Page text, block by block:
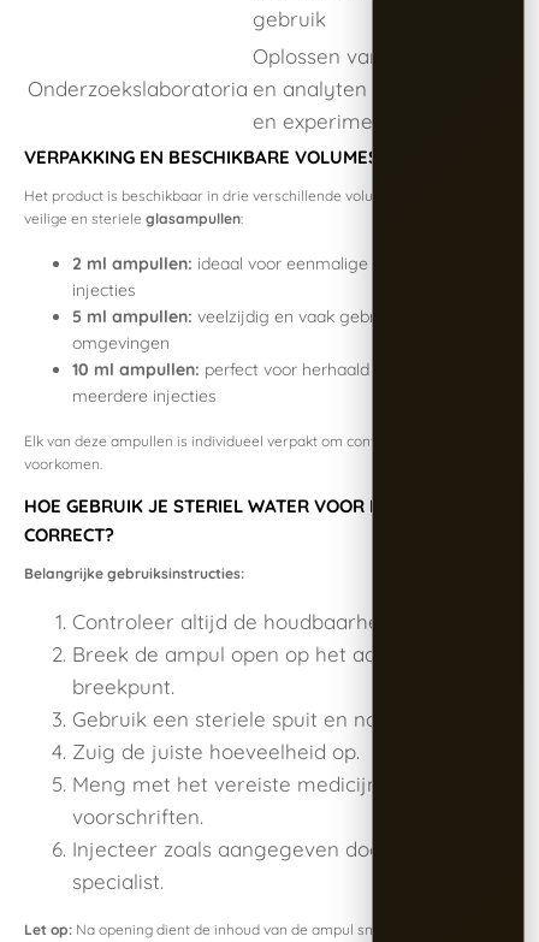
gebruik
Onderzoekslaboratoria
Oplossen van teststoffen
en analyten voor proeven
en experimenten
VERPAKKING EN BESCHIKBARE VOLUMES
Het product is beschikbaar in drie verschillende volumes, elk verpakt in
veilige en steriele glasampullen:
2 ml ampullen: ideaal voor eenmalige dosissen of
injecties
5 ml ampullen: veelzijdig en vaak gebruikt in klinische
omgevingen
10 ml ampullen: perfect voor herhaald gebruik bij
meerdere injecties
Elk van deze ampullen is individueel verpakt om contaminatie te
voorkomen.
HOE GEBRUIK JE STERIEL WATER VOOR INJECTIES
CORRECT?
Belangrijke gebruiksinstructies:
Controleer altijd de houdbaarheidsdatum.
Breek de ampul open op het aangegeven
breekpunt.
Gebruik een steriele spuit en naald.
Zuig de juiste hoeveelheid op.
Meng met het vereiste medicijn volgens de
voorschriften.
Injecteer zoals aangegeven door een arts of
specialist.
Let op: Na opening dient de inhoud van de ampul snel gebruikt te worden